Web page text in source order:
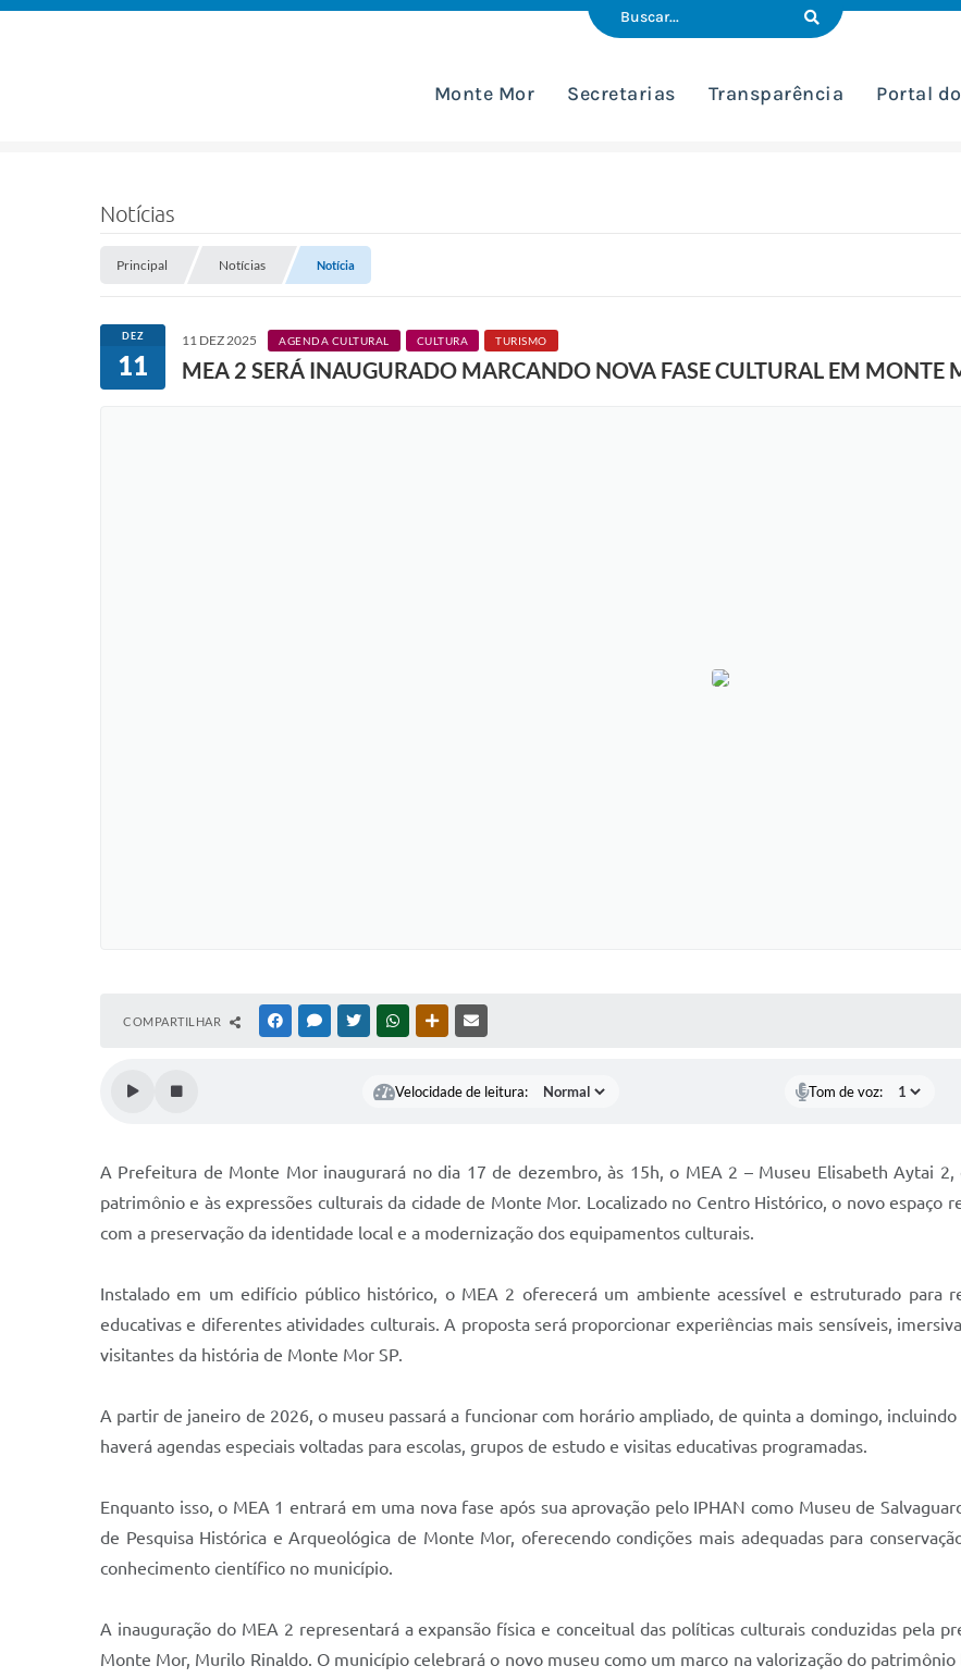
Monte Mor Secretarias Transparência Portal
Notícias
Principal Notícias Notícia
DEZ
11
11 DEZ 2025 AGENDA CULTURAL CULTURA TURISMO
MEA 2 SERÁ INAUGURADO MARCANDO NOVA FASE CULTURAL EM MONTE
COMPARTILHAR FACEBOOKMESSENGER
TWITTERWHATSAPPOUTRAS MÍDIAS
Velocidade de leitura: Tom de voz:
A Prefeitura de Monte Mor inaugurará no dia 17 de dezembro, às 15h, o MEA 2 – Museu Elisabeth Aytai 2,
patrimônio e às expressões culturais da cidade de Monte Mor. Localizado no Centro Histórico, o novo
com a preservação da identidade local e a modernização dos equipamentos culturais.
Instalado em um edifício público histórico, o MEA 2 oferecerá um ambiente acessível e estruturado para
educativas e diferentes atividades culturais. A proposta será proporcionar experiências mais sensíveis,
visitantes da história de Monte Mor SP.
A partir de janeiro de 2026, o museu passará a funcionar com horário ampliado, de quinta a domingo,
haverá agendas especiais voltadas para escolas, grupos de estudo e visitas educativas programadas.
Enquanto isso, o MEA 1 entrará em uma nova fase após sua aprovação pelo IPHAN como Museu de
de Pesquisa Histórica e Arqueológica de Monte Mor, oferecendo condições mais adequadas para
conhecimento científico no município.
A inauguração do MEA 2 representará a expansão física e conceitual das políticas culturais conduzidas pela
Monte Mor, Murilo Rinaldo. O município celebrará o novo museu como um marco na valorização do